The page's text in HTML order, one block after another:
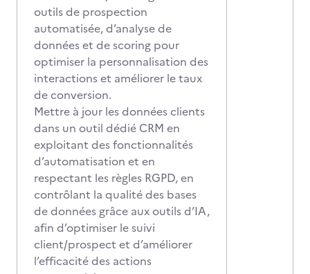
outils de prospection
automatisée, d’analyse de
données et de scoring pour
optimiser la personnalisation des
interactions et améliorer le taux
de conversion.
Mettre à jour les données clients
dans un outil dédié CRM en
exploitant des fonctionnalités
d’automatisation et en
respectant les règles RGPD, en
contrôlant la qualité des bases
de données grâce aux outils d’IA,
afin d’optimiser le suivi
client/prospect et d’améliorer
l’efficacité des actions